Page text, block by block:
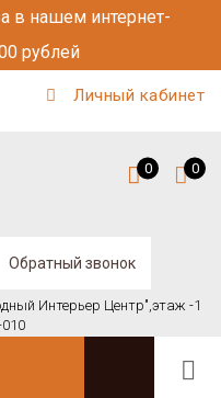
в нашем интернет-
рублей
Личный кабинет
Обратный звонок
Интерьер Центр",этаж -1
0 0